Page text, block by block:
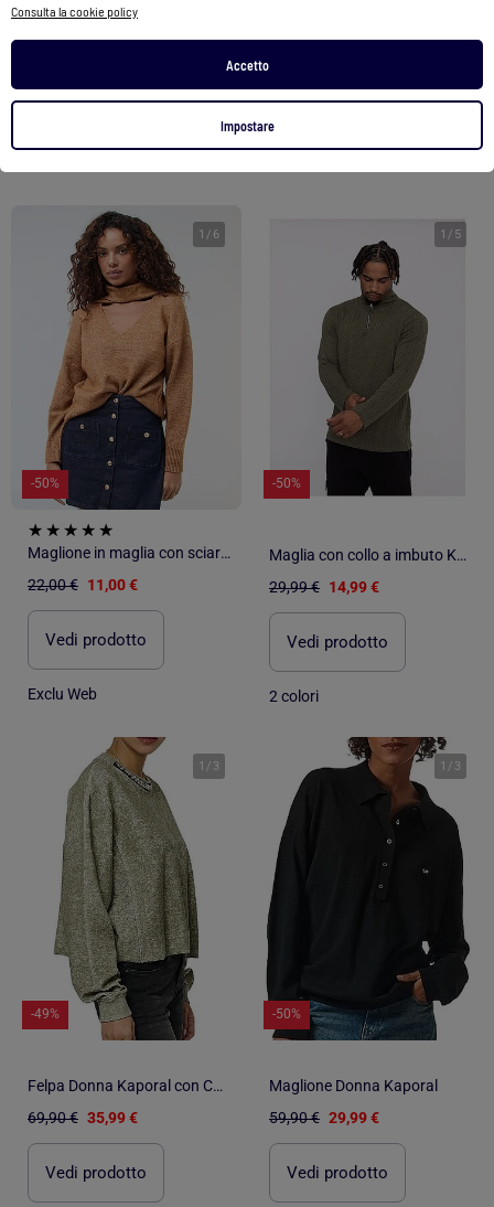
Consulta la cookie policy
Accetto
Impostare
1 / 6
-50%
Maglione in maglia con sciarpa a punto grosso
22,00 € 11,00 €
Vedi prodotto
Exclu Web
1 / 5
-50%
Maglia con collo a imbuto Kebello
29,99 € 14,99 €
Vedi prodotto
2 colori
1 / 3
-49%
Felpa Donna Kaporal con Cappuccio
69,90 € 35,99 €
Vedi prodotto
1 / 3
-50%
Maglione Donna Kaporal
59,90 € 29,99 €
Vedi prodotto